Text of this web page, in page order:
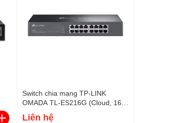
Switch chia mạng TP-LINK
OMADA TL-ES216G (Cloud, 16
cổng Gigabit)
Liên hệ